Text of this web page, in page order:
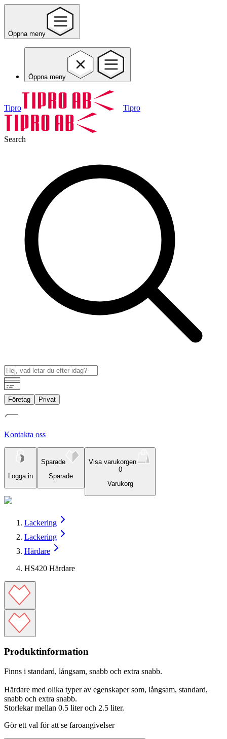
Öppna meny
Öppna meny
Tipro Tipro
Search
Företag Privat
Kontakta oss
Logga in
Sparade
Sparade
Visa varukorgen
0
Varukorg
Lackering
Lackering
Härdare
HS420 Härdare
Produktinformation
Finns i standard, långsam, snabb och extra snabb.
Härdare med olika typer av egenskaper som, långsam, standard,
snabb och extra snabb.
Storlekar mellan 0.5 liter och 2.5 liter.
Gör ett val för att se faroangivelser